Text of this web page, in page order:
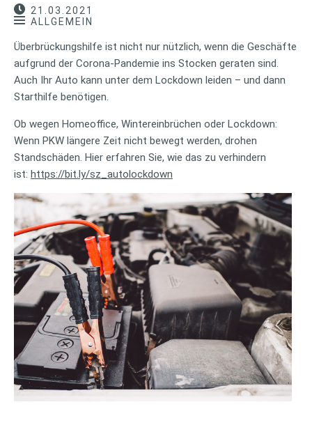
21.03.2021
ALLGEMEIN
Überbrückungshilfe ist nicht nur nützlich, wenn die Geschäfte
aufgrund der Corona-Pandemie ins Stocken geraten sind.
Auch Ihr Auto kann unter dem Lockdown leiden – und dann
Starthilfe benötigen.
Ob wegen Homeoffice, Wintereinbrüchen oder Lockdown:
Wenn PKW längere Zeit nicht bewegt werden, drohen
Standschäden. Hier erfahren Sie, wie das zu verhindern
ist: https://bit.ly/sz_autolockdown